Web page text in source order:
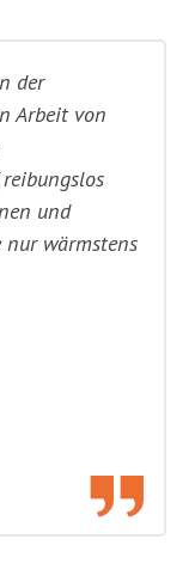
der
Arbeit von
und
nur wärmstens